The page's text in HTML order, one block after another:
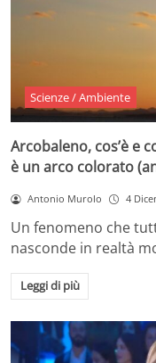
Scienze / Ambiente
Arcobaleno, cos’è e
è un arco colorato
Antonio Murolo 4
Un fenomeno che
nasconde in realtà
Leggi di più